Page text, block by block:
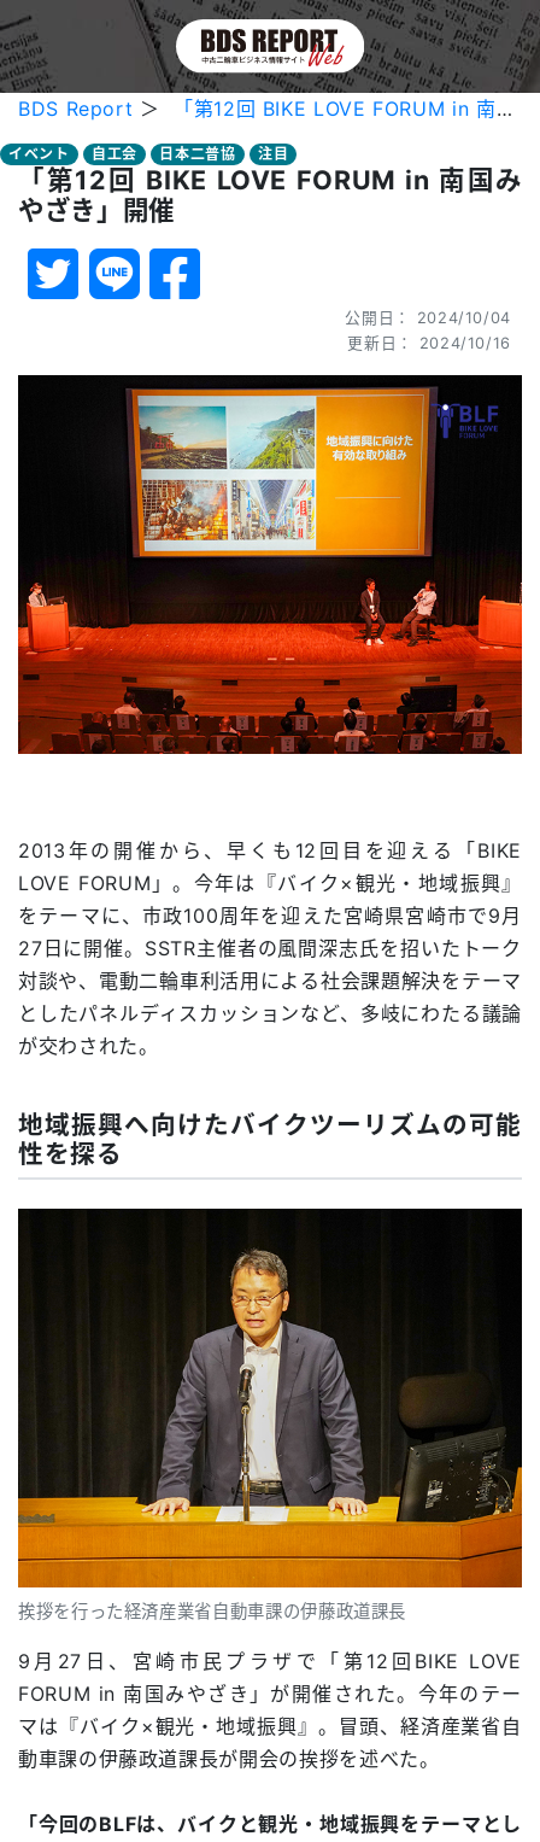
BDS Report ＞ 「第12回 BIKE LOVE FORUM in 南国みやざき」開催
イベント 自工会 日本二普協 注目
「第12回 BIKE LOVE FORUM in 南国み
やざき」開催
公開日： 2024/10/04
更新日： 2024/10/16
2013年の開催から、早くも12回目を迎える「BIKE
LOVE FORUM」。今年は『バイク×観光・地域振興』
をテーマに、市政100周年を迎えた宮崎県宮崎市で9月
27日に開催。SSTR主催者の風間深志氏を招いたトーク
対談や、電動二輪車利活用による社会課題解決をテーマ
としたパネルディスカッションなど、多岐にわたる議論
が交わされた。
地域振興へ向けたバイクツーリズムの可能
性を探る
挨拶を行った経済産業省自動車課の伊藤政道課長
9月27日、宮崎市民プラザで「第12回BIKE LOVE
FORUM in 南国みやざき」が開催された。今年のテー
マは『バイク×観光・地域振興』。冒頭、経済産業省自
動車課の伊藤政道課長が開会の挨拶を述べた。
「今回のBLFは、バイクと観光・地域振興をテーマとし